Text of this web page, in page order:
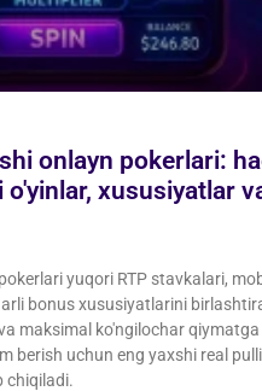
onlayn pokerlari:
xususiyatlar
yuqori RTP stavkalari,
bonus xususiyatlarini
maksimal ko'ngilochar
berish uchun eng yaxshi real
chiqiladi.